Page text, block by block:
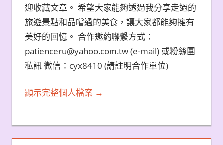
迎收藏文章。 希望大家能夠透過我分享走過的
旅遊景點和品嚐過的美食，讓大家都能夠擁有
美好的回憶。 合作邀約聯繫方式：
patienceru@yahoo.com.tw (e-mail) 或粉絲團
私訊 微信：cyx8410 (請註明合作單位)
顯示完整個人檔案 →